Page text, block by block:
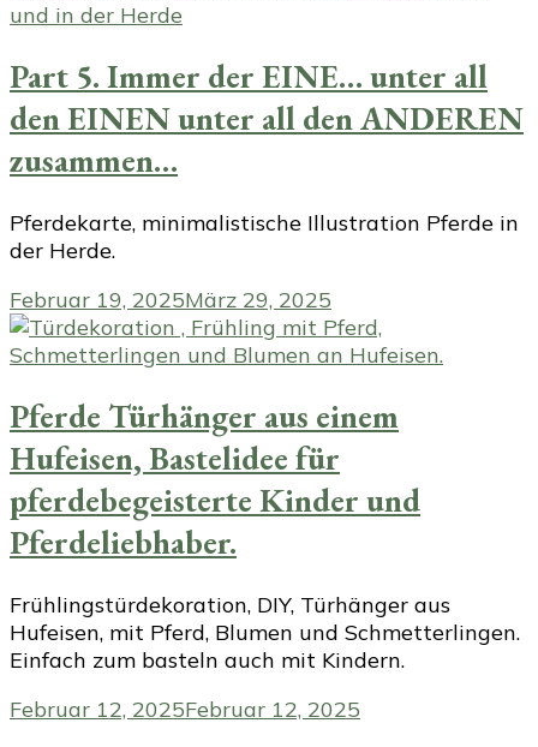
Part 5. Immer der EINE… unter all
den EINEN unter all den ANDEREN
zusammen…
Pferdekarte, minimalistische Illustration Pferde in
der Herde.
Februar 19, 2025März 29, 2025
Pferde Türhänger aus einem
Hufeisen, Bastelidee für
pferdebegeisterte Kinder und
Pferdeliebhaber.
Frühlingstürdekoration, DIY, Türhänger aus
Hufeisen, mit Pferd, Blumen und Schmetterlingen.
Einfach zum basteln auch mit Kindern.
Februar 12, 2025Februar 12, 2025